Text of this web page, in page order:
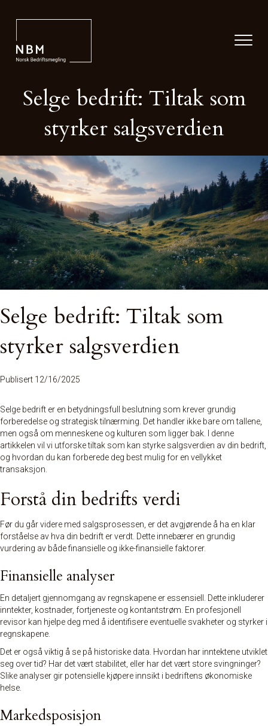
Selge bedrift: Tiltak som
styrker salgsverdien
Selge bedrift: Tiltak som
styrker salgsverdien
Publisert 12/16/2025
Selge bedrift er en betydningsfull beslutning som krever grundig
forberedelse og strategisk tilnærming. Det handler ikke bare om tallene,
men også om menneskene og kulturen som ligger bak. I denne
artikkelen vil vi utforske tiltak som kan styrke salgsverdien av din bedrift,
og hvordan du kan forberede deg best mulig for en vellykket
transaksjon.
Forstå din bedrifts verdi
Før du går videre med salgsprosessen , er det avgjørende å ha en klar
forståelse av hva din bedrift er verdt. Dette innebærer en grundig
vurdering av både finansielle og ikke-finansielle faktorer.
Finansielle analyser
En detaljert gjennomgang av regnskapene er essensiell. Dette inkluderer
inntekter, kostnader, fortjeneste og kontantstrøm. En profesjonell
revisor kan hjelpe deg med å identifisere eventuelle svakheter og styrker i
regnskapene.
Det er også viktig å se på historiske data. Hvordan har inntektene utviklet
seg over tid? Har det vært stabilitet, eller har det vært store svingninger?
Slike analyser gir potensielle kjøpere innsikt i bedriftens økonomiske
helse.
Markedsposisjon